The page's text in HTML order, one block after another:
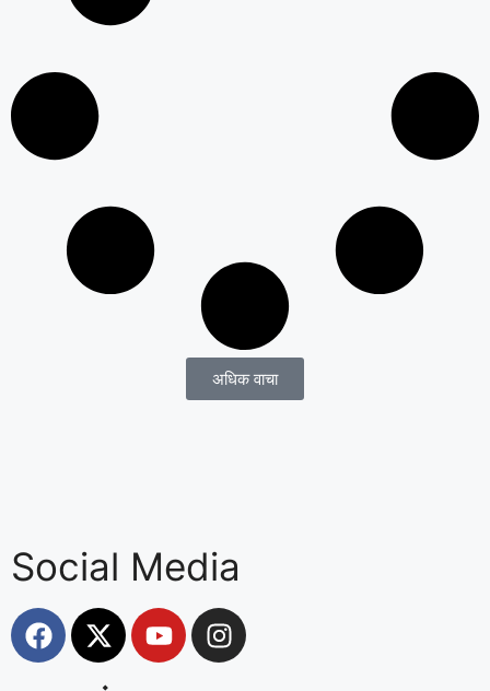
अधिक वाचा
Social Media